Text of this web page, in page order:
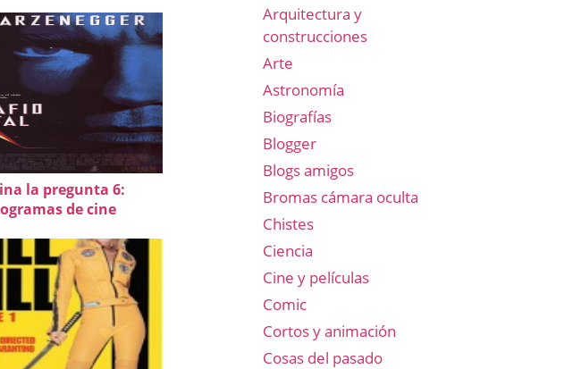
la pregunta 6:
de cine
Arquitectura y
construcciones
Arte
Astronomía
Biografías
Blogger
Blogs amigos
Bromas cámara oculta
Chistes
Ciencia
Cine y películas
Comic
Cortos y animación
Cosas del pasado